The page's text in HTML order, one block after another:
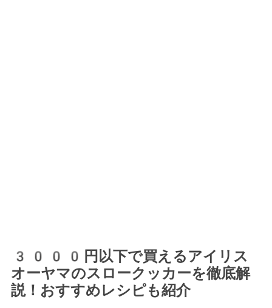
3000円以下で買えるアイリス
オーヤマのスロークッカーを徹底解
説！おすすめレシピも紹介